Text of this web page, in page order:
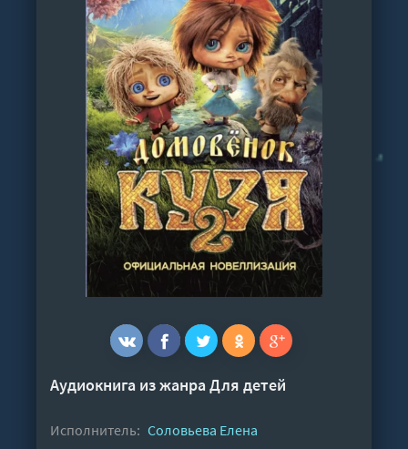
Аудиокнига из жанраДля детей
Исполнитель: Соловьева Елена